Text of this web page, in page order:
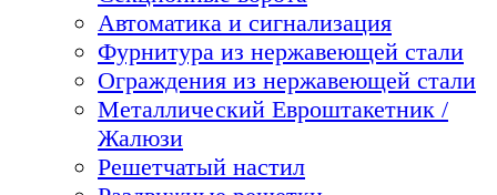
Автоматика и сигнализация
Фурнитура из нержавеющей стали
Ограждения из нержавеющей стали
Металлический Евроштакетник /
Жалюзи
Решетчатый настил